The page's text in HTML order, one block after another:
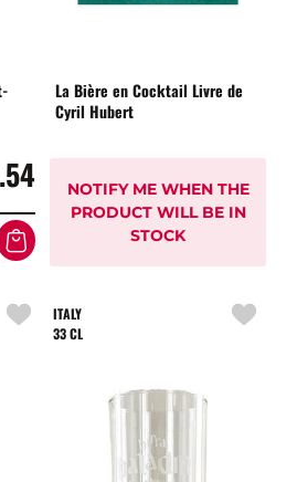
La Bière en Cocktail Livre de
Cyril Hubert
NOTIFY ME WHEN THE
PRODUCT WILL BE IN
STOCK
ITALY
33 CL